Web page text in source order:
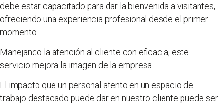
debe estar capacitado para dar la bienvenida a visitantes,
ofreciendo una experiencia profesional desde el primer
momento.
Manejando la atención al cliente con eficacia, este
servicio mejora la imagen de la empresa.
El impacto que un personal atento en un espacio de
trabajo destacado puede dar en nuestro cliente puede ser